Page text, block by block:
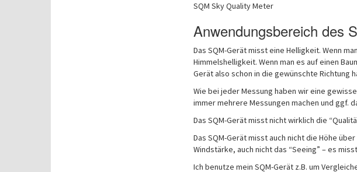
SQM Sky Quality Meter
Anwendungsbereich des
Das SQM-Gerät misst eine Helligkeit. Wenn
Himmelshelligkeit. Wenn man es auf einen
Gerät also schon in die gewünschte Richtung
Wie bei jeder Messung haben wir eine
immer mehrere Messungen machen und ggf.
Das SQM-Gerät misst nicht wirklich die
Das SQM-Gerät misst auch nicht die Höhe
Windstärke, auch nicht das “Seeing” – es
Ich benutze mein SQM-Gerät z.B. um